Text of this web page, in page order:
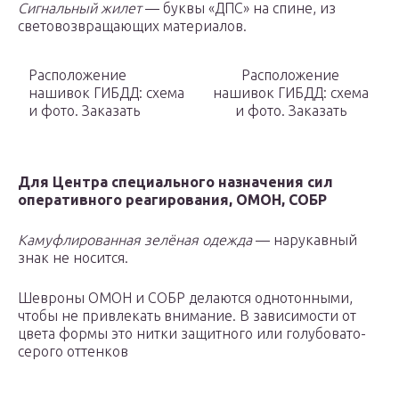
Сигнальный жилет— буквы «ДПС» на спине, из
световозвращающих материалов.
Расположение
нашивок ГИБДД: схема
и фото. Заказать
Расположение
нашивок ГИБДД: схема
и фото. Заказать
Для Центра специального назначения сил
оперативного реагирования, ОМОН, СОБР
Камуфлированная зелёная одежда— нарукавный
знак не носится.
Шевроны ОМОН и СОБР делаются однотонными,
чтобы не привлекать внимание. В зависимости от
цвета формы это нитки защитного или голубовато-
серого оттенков